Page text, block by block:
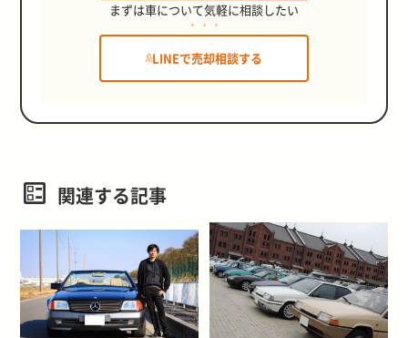
まずは車について気軽に相談したい
LINEで売却相談する
関連する記事